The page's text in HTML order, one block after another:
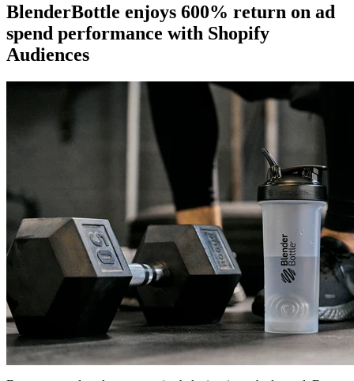
BlenderBottle enjoys 600% return on ad
spend performance with Shopify
Audiences